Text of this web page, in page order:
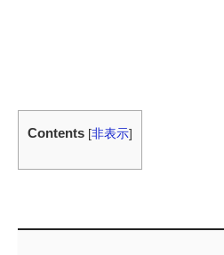
Contents [非表示]